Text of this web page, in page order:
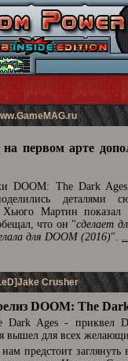
первом арте
DOOM: The Dark
деталями
Хьюго Мартин показал
что он "сделает
для DOOM (2016)".
Crusher
DOOM: The
Dark Ages - приквел
вышел для всех
предстоит